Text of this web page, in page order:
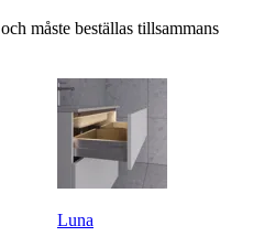
måste beställas tillsammans
Luna